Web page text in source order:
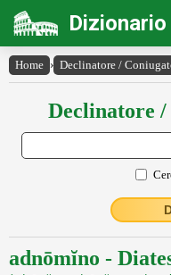
Home › Declinatore /
Declinatore
adnōmĭno -